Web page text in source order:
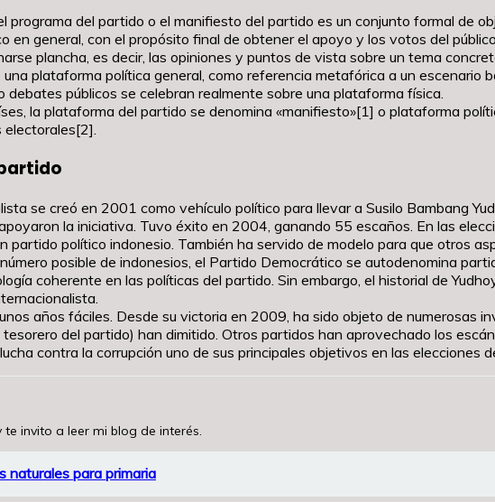
programa del partido o el manifiesto del partido es un conjunto formal de
en general, con el propósito final de obtener el apoyo y los votos del
plancha, es decir, las opiniones y puntos de vista sobre un tema
plataforma política general, como referencia metafórica a un
debates públicos se celebran realmente sobre una plataforma física.
la plataforma del partido se denomina «manifiesto»[1] o plataforma
electorales[2].
se creó en 2001 como vehículo político para llevar a Susilo Bambang
la iniciativa. Tuvo éxito en 2004, ganando 55 escaños. En las
partido político indonesio. También ha servido de modelo para que otros
posible de indonesios, el Partido Democrático se autodenomina
coherente en las políticas del partido. Sin embargo, el historial de
años fáciles. Desde su victoria en 2009, ha sido objeto de numerosas
del partido) han dimitido. Otros partidos han aprovechado los
contra la corrupción uno de sus principales objetivos en las elecciones
invito a leer mi blog de interés.
naturales para primaria